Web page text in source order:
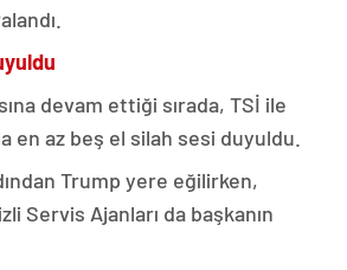
devam ettiği sırada, TSİ ile
en az beş el silah sesi duyuldu.
Trump yere eğilirken,
Servis Ajanları da başkanın